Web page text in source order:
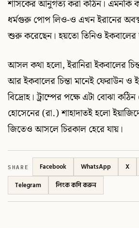
শাসকের আনুগত্য করা কঠিন। এমনকি
ধর্মগুরু পোপ লিও-ও এখন ইরানের
শুরু করেছেন। হয়তো তিনিও ইকবালের
আসল কথা হলো, ইরানিরা ইকবালের
আর ইকবালের চিন্তা মানেই ফেরাউন ও
বিদ্রোহ। ট্রাম্পের পক্ষে এটা বোঝা
হোসেনের (রা.) শাহাদাতই হলো
জিতেও আসলে চিরকাল হেরে যায়।
SHARE Facebook WhatsApp X
Telegram
লিংক কপি করুন